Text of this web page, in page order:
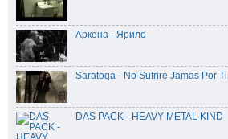
Аркона - Ярило
Saratoga - No Sufrire Jamas Por Ti
DAS PACK - HEAVY METAL KIND